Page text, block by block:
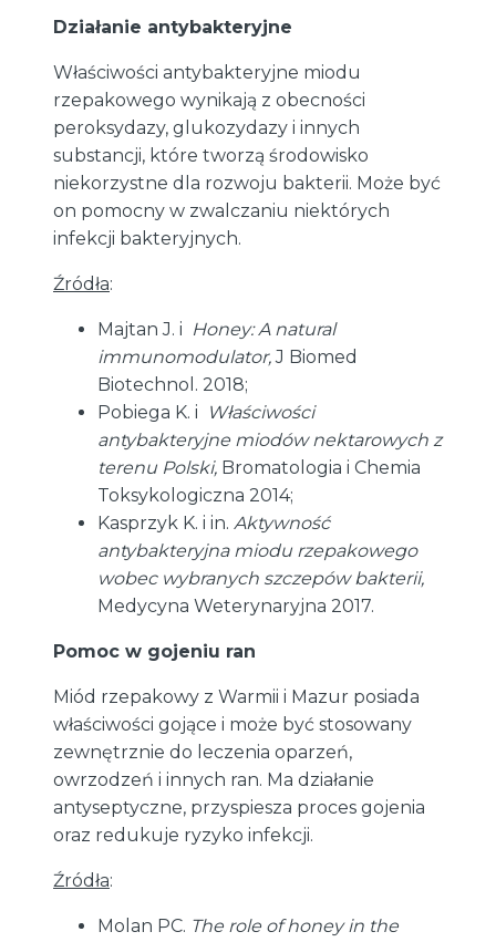
Działanie antybakteryjne
Właściwości antybakteryjne miodu
rzepakowego wynikają z obecności
peroksydazy, glukozydazy i innych
substancji, które tworzą środowisko
niekorzystne dla rozwoju bakterii. Może być
on pomocny w zwalczaniu niektórych
infekcji bakteryjnych.
Źródła:
Majtan J. i Honey: A natural
immunomodulator,J Biomed
Biotechnol. 2018;
Pobiega K. i
Właściwości
antybakteryjne miodów nektarowych z
terenu Polski, Bromatologia i Chemia
Toksykologiczna 2014;
Kasprzyk K. i in. Aktywność
antybakteryjna miodu rzepakowego
wobec wybranych szczepów bakterii,
Medycyna Weterynaryjna 2017.
Pomoc w gojeniu ran
Miód rzepakowy z Warmii i Mazur posiada
właściwości gojące i może być stosowany
zewnętrznie do leczenia oparzeń,
owrzodzeń i innych ran. Ma działanie
antyseptyczne, przyspiesza proces gojenia
oraz redukuje ryzyko infekcji.
Źródła:
Molan PC. The role of honey in the